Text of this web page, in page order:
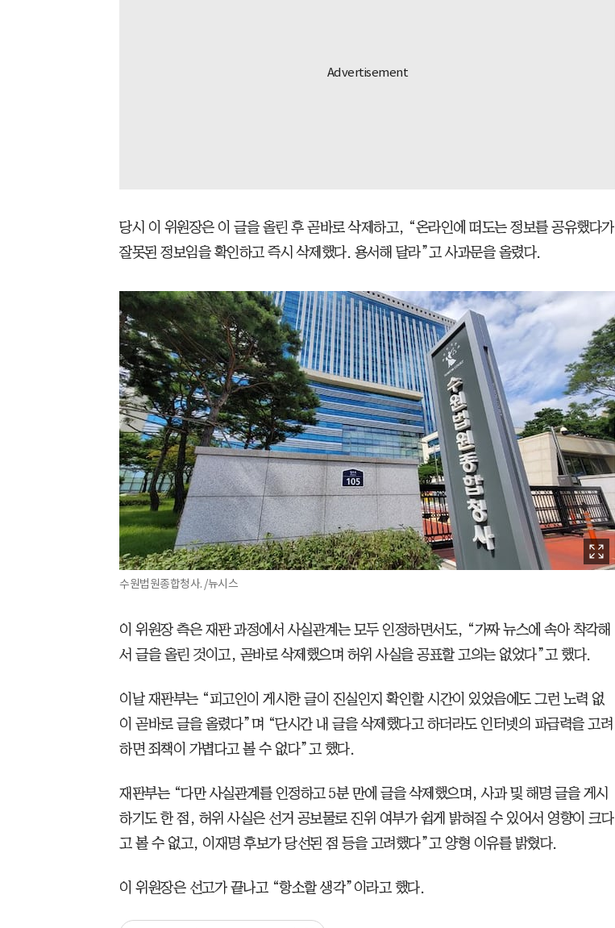
당시 이 위원장은 이 글을 올린 후 곧바로 삭제하고, “온라인에 떠도는 정보를 공유했다가
잘못된 정보임을 확인하고 즉시 삭제했다. 용서해 달라”고 사과문을 올렸다.
수원법원종합청사. /뉴시스
이 위원장 측은 재판 과정에서 사실관계는 모두 인정하면서도, “가짜 뉴스에 속아 착각해
서 글을 올린 것이고, 곧바로 삭제했으며 허위 사실을 공표할 고의는 없었다”고 했다.
이날 재판부는 “피고인이 게시한 글이 진실인지 확인할 시간이 있었음에도 그런 노력 없
이 곧바로 글을 올렸다”며 “단시간 내 글을 삭제했다고 하더라도 인터넷의 파급력을 고려
하면 죄책이 가볍다고 볼 수 없다”고 했다.
재판부는 “다만 사실관계를 인정하고 5분 만에 글을 삭제했으며, 사과 및 해명 글을 게시
하기도 한 점, 허위 사실은 선거 공보물로 진위 여부가 쉽게 밝혀질 수 있어서 영향이 크다
고 볼 수 없고, 이재명 후보가 당선된 점 등을 고려했다”고 양형 이유를 밝혔다.
이 위원장은 선고가 끝나고 “항소할 생각”이라고 했다.